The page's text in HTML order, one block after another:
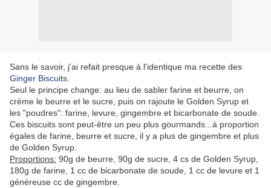
Sans le savoir, j'ai refait presque à l'identique ma recette des
Ginger Biscuits
Seul le principe change: au lieu de sabler farine et beurre, on
crème le beurre et le sucre, puis on rajoute le Golden Syrup et
les "poudres": farine, levure, gingembre et bicarbonate de soude.
Ces biscuits sont peut-être un peu plus gourmands...à proportion
égales de farine, beurre et sucre, il y a plus de gingembre et plus
de Golden Syrup.
Proportions: 90g de beurre, 90g de sucre, 4 cs de Golden Syrup,
180g de farine, 1 cc de bicarbonate de soude, 1 cc de levure et 1
généreuse cc de gingembre.